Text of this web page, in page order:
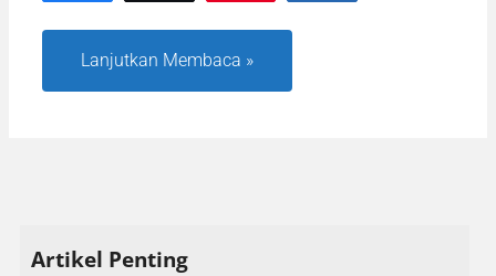
Lanjutkan Membaca »
Artikel Penting
r